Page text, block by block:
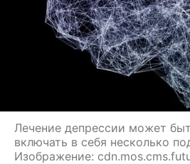
Лечение депрессии может
включать в себя несколько
Изображение: